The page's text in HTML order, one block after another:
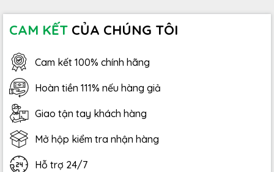
CAM KẾT CỦA CHÚNG TÔI
Cam kết 100% chính hãng
Hoàn tiền 111% nếu hàng giả
Giao tận tay khách hàng
Mở hộp kiểm tra nhận hàng
Hỗ trợ 24/7